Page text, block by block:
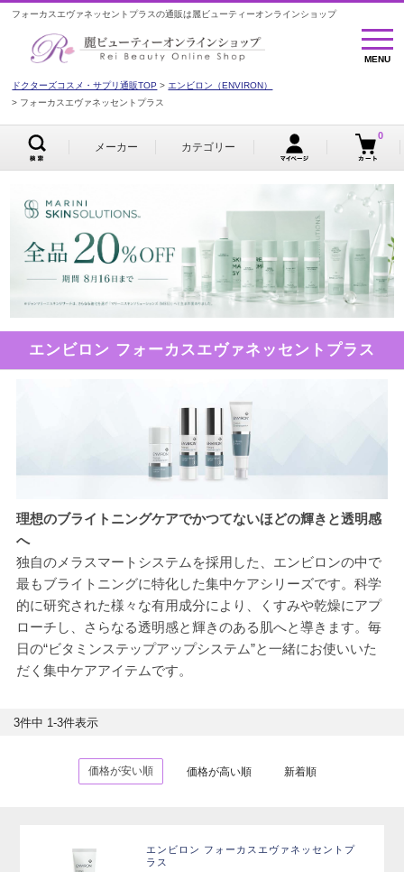
フォーカスエヴァネッセントプラスの通販は麗ビューティーオンラインショップ
MENU
MENU
ドクターズコスメ・サプリ通販TOP
エンビロン（ENVIRON）
フォーカスエヴァネッセントプラス
メーカー カテゴリー
0
エンビロン フォーカスエヴァネッセントプラス
理想のブライトニングケアでかつてないほどの輝きと透明感
へ
独自のメラスマートシステムを採用した、エンビロンの中で
最もブライトニングに特化した集中ケアシリーズです。科学
的に研究された様々な有用成分により、くすみや乾燥にアプ
ローチし、さらなる透明感と輝きのある肌へと導きます。毎
日の“ビタミンステップアップシステム”と一緒にお使いいた
だく集中ケアアイテムです。
価格が安い順 価格が高い順 新着順
3件中 1-3件表示
エンビロン フォーカスエヴァネッセントプ
ラス